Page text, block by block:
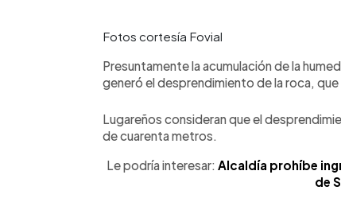
Fotos cortesía Fovial
Presuntamente la acumulación de la
generó el desprendimiento de la roca,
Lugareños consideran que el
de cuarenta metros.
Le podría interesar: Alcaldía prohíbe
de